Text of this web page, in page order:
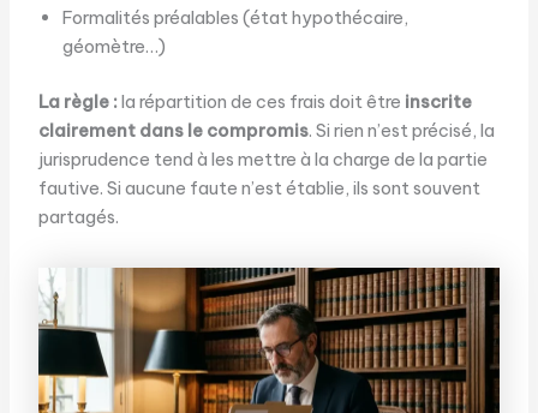
Formalités préalables (état hypothécaire,
géomètre…)
La règle :la répartition de ces frais doit être inscrite
clairement dans le compromis. Si rien n’est précisé, la
jurisprudence tend à les mettre à la charge de la partie
fautive. Si aucune faute n’est établie, ils sont souvent
partagés.